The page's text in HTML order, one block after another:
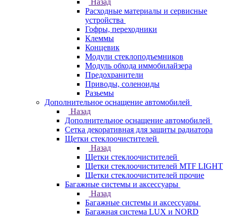
Назад
Расходные материалы и сервисные
устройства
Гофры, переходники
Клеммы
Концевик
Модули стеклоподъемников
Модуль обхода иммобилайзера
Предохранители
Приводы, соленоиды
Разьемы
Дополнительное оснащение автомобилей
Назад
Дополнительное оснащение автомобилей
Сетка декоративная для защиты радиатора
Щетки стеклоочистителей
Назад
Щетки стеклоочистителей
Щетки стеклоочистителей MTF LIGHT
Щетки стеклоочистителей прочие
Багажные системы и аксессуары
Назад
Багажные системы и аксессуары
Багажная система LUX и NORD